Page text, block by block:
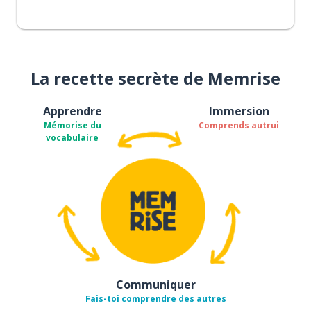
La recette secrète de Memrise
Apprendre
Mémorise du
vocabulaire
Immersion
Comprends autrui
Communiquer
Fais-toi comprendre des autres